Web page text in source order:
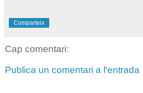
Comparteix
Cap comentari:
Publica un comentari a l'entrada